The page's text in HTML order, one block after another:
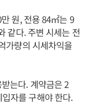
원, 전용 84㎡는 9
같다. 주변 시세는 전
가량의 시세차익을
는다. 계약금은 2
자를 구해야 한다.